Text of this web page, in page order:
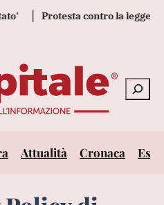
Protesta contro la legge sulla
Cerca
Attualità Cronaca